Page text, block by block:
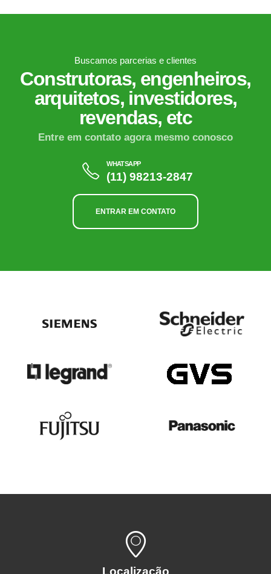
Buscamos parcerias e clientes
Construtoras, engenheiros,
arquitetos, investidores,
revendas, etc
Entre em contato agora mesmo conosco
WHATSAPP
(11) 98213-2847
ENTRAR EM CONTATO
Localização